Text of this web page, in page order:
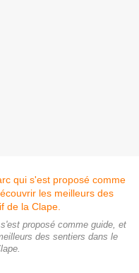
proposé comme guide, et
des sentiers dans le